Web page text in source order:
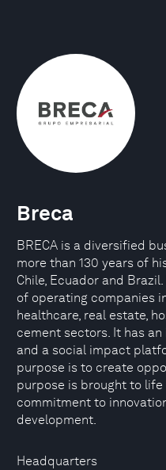
Headquarters
Breca
BRECA is a diversified
more than 130 years of
Chile, Ecuador and
of operating companies
healthcare, real estate,
cement sectors. It has
and a social impact
purpose is to create
purpose is brought to
commitment to
development.